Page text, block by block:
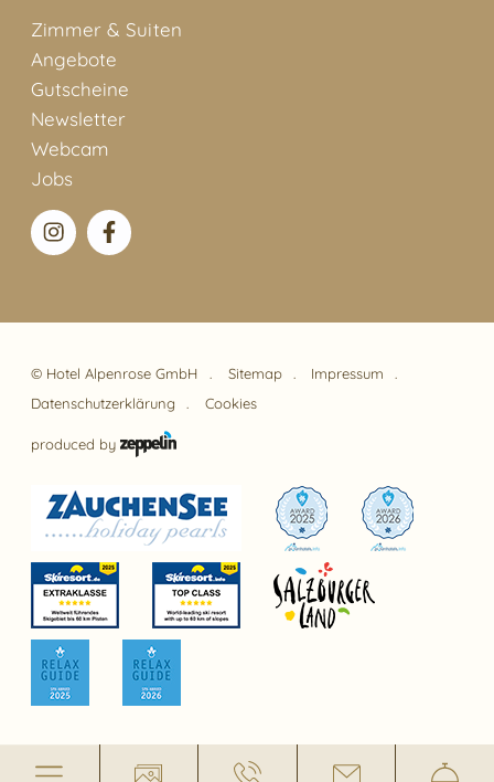
Zimmer & Suiten
Angebote
Gutscheine
Newsletter
Webcam
Jobs
© Hotel Alpenrose GmbH Sitemap
Impressum
Datenschutzerklärung
Cookies
produced by